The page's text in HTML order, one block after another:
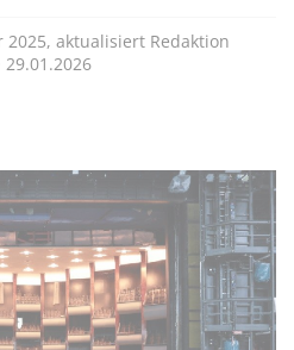
aktualisiert Redaktion
29.01.2026